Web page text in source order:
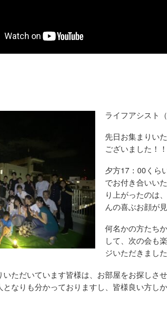
ライフアシスト
先日お集まりい
ございました！！
夕方17：00くら
でお付き合いい
り上がったのは
んの喜ぶお顔が
何名かの方たち
して、次の会も
ジいただきまし
いただいています皆様は、お部屋をお探しさ
となりも分かっておりますし、皆様良い方し